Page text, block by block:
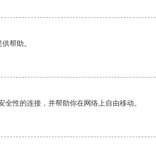
帮助。
性的连接，并帮助你在网络上自由移动。